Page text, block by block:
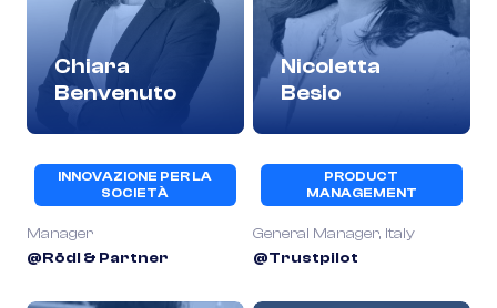
Chiara
Benvenuto
INNOVAZIONE PER LA
SOCIETÀ
Manager
@Rödl & Partner
Nicoletta
Besio
PRODUCT
MANAGEMENT
General Manager, Italy
@Trustpilot